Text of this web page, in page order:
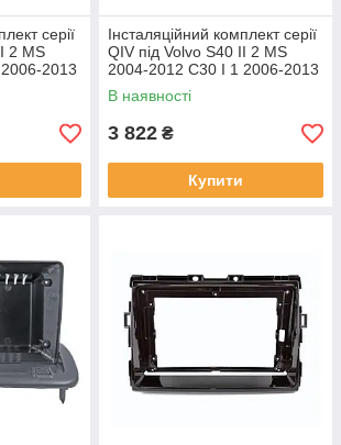
серії
2 MS
2013
9
Інсталяційний комплект серії
QIV під Volvo S40 II 2 MS
2004-2012 C30 I 1 2006-2013
C70 II 2 2005-2013 (W2) 9
В наявності
3 822 ₴
Купити